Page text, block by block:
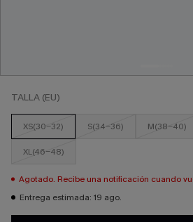
TALLA (EU)
XS(30-32) S(34-36) M(38-40)
XL(46-48)
Agotado. Recibe una notificación cuando
Entrega estimada: 19 ago.